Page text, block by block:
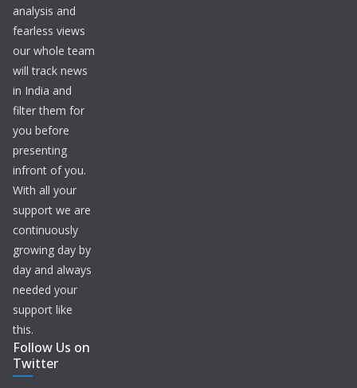
analysis and
fearless views
our whole team
will track news
in India and
filter them for
you before
presenting
infront of you.
With all your
support we are
continuously
growing day by
day and always
needed your
support like
this.
Follow Us on
Twitter